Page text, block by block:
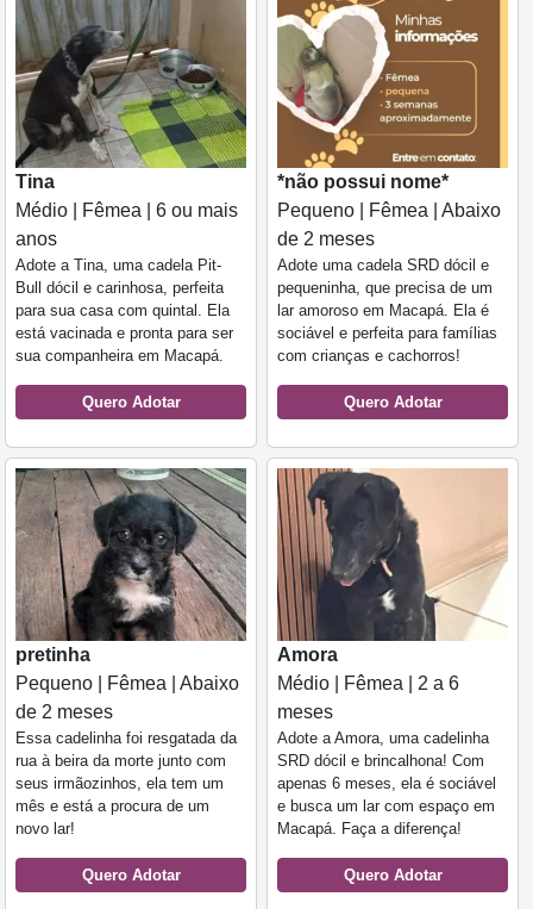
Tina
Médio | Fêmea | 6 ou mais
anos
Adote a Tina, uma cadela Pit-
Bull dócil e carinhosa, perfeita
para sua casa com quintal. Ela
está vacinada e pronta para ser
sua companheira em Macapá.
Quero Adotar
*não possui nome*
Pequeno | Fêmea | Abaixo
de 2 meses
Adote uma cadela SRD dócil e
pequeninha, que precisa de um
lar amoroso em Macapá. Ela é
sociável e perfeita para famílias
com crianças e cachorros!
Quero Adotar
pretinha
Pequeno | Fêmea | Abaixo
de 2 meses
Essa cadelinha foi resgatada da
rua à beira da morte junto com
seus irmãozinhos, ela tem um
mês e está a procura de um
novo lar!
Quero Adotar
Amora
Médio | Fêmea | 2 a 6
meses
Adote a Amora, uma cadelinha
SRD dócil e brincalhona! Com
apenas 6 meses, ela é sociável
e busca um lar com espaço em
Macapá. Faça a diferença!
Quero Adotar